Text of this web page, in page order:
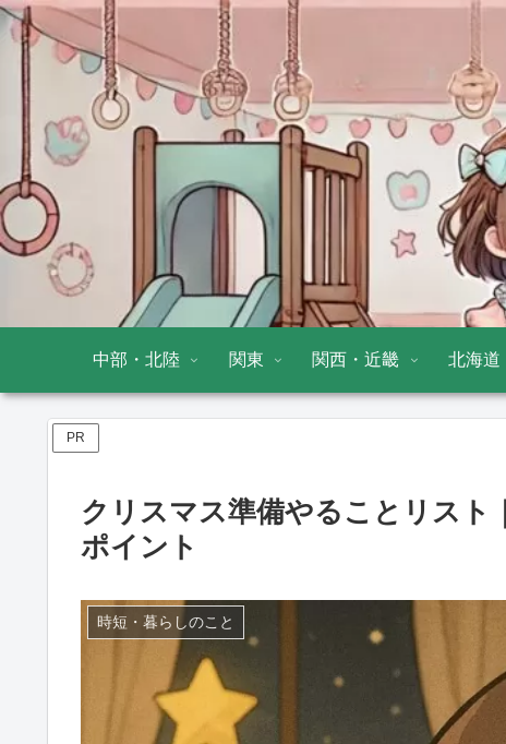
中部・北陸 関東 関西・近畿 北海道
PR
クリスマス準備やることリスト
ポイント
時短・暮らしのこと